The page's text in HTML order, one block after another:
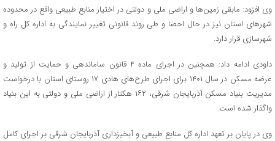
وی افزود: مابقی زمین‌ها و اراضی ملی و دولتی در اختیار منابع طبیعی واقع در محدوده
شهرهای استان نیز در حال احصا و طی روند قانونی تغییر نمایندگی به اداره کل راه و
شهرسازی قرار دارد.
داودی ادامه داد: همچنین در اجرای ماده ۴ قانون ساماندهی و حمایت از تولید و
عرضه مسکن در سال ۱۴۰۱ برای اجرای طرح‌های هادی ۱۷ روستای استان با درخواست
مدیریت بنیاد مسکن آذربایجان شرقی، ۱۶۲ هکتار از اراضی ملی و دولتی به این بنیاد
واگذار شده است.
وی در پایان بر تعهد اداره کل منابع طبیعی و آبخیزداری آذربایجان شرقی بر اجرای کامل